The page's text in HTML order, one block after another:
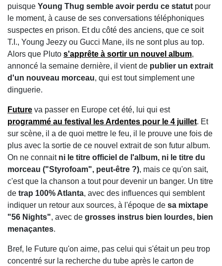
puisque Young Thug semble avoir perdu ce statut pour
le moment, à cause de ses conversations téléphoniques
suspectes en prison. Et du côté des anciens, que ce soit
T.I., Young Jeezy ou Gucci Mane, ils ne sont plus au top.
Alors que Pluto s'apprête à sortir un nouvel album,
annoncé la semaine dernière, il vient de publier un extrait
d'un nouveau morceau, qui est tout simplement une
dinguerie.
Future va passer en Europe cet été, lui qui est
programmé au festival les Ardentes pour le 4 juillet. Et
sur scène, il a de quoi mettre le feu, il le prouve une fois de
plus avec la sortie de ce nouvel extrait de son futur album.
On ne connait ni le titre officiel de l'album, ni le titre du
morceau ("Styrofoam", peut-être ?), mais ce qu'on sait,
c'est que la chanson a tout pour devenir un banger. Un titre
de trap 100% Atlanta, avec des influences qui semblent
indiquer un retour aux sources, à l'époque de sa mixtape
"56 Nights", avec de grosses instrus bien lourdes, bien
menaçantes.
Bref, le Future qu'on aime, pas celui qui s'était un peu trop
concentré sur la recherche du tube après le carton de